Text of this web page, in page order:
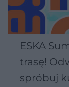
ESKA
trasę!
spróbuj